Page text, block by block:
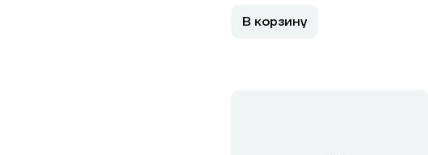
В корзину